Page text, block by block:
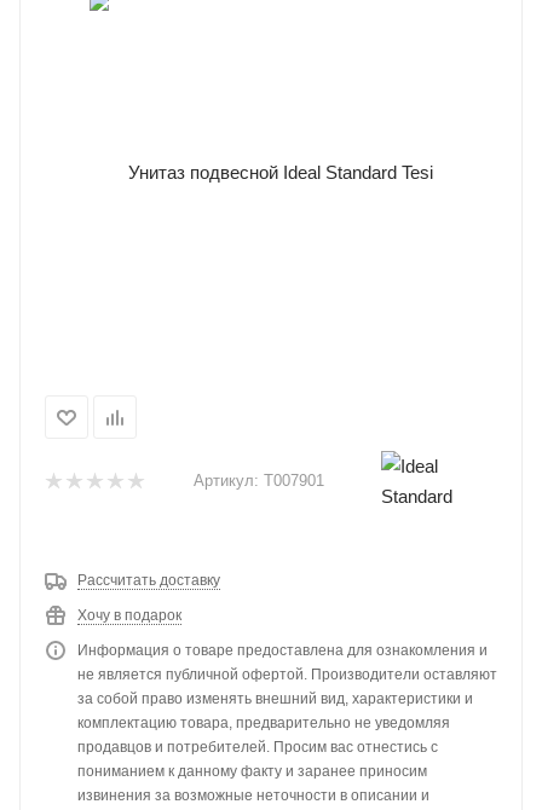
Артикул: T007901
Рассчитать доставку
Хочу в подарок
Информация о товаре предоставлена для ознакомления и
не является публичной офертой. Производители оставляют
за собой право изменять внешний вид, характеристики и
комплектацию товара, предварительно не уведомляя
продавцов и потребителей. Просим вас отнестись с
пониманием к данному факту и заранее приносим
извинения за возможные неточности в описании и